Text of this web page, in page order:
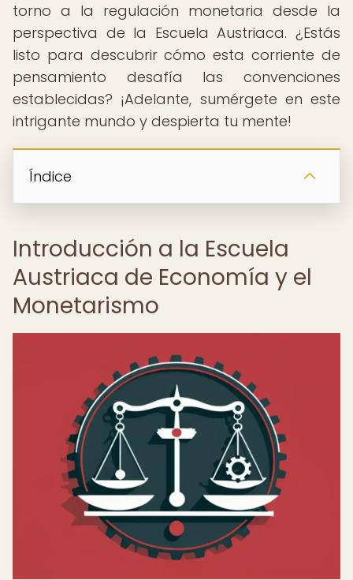
torno a la regulación monetaria desde la
perspectiva de la Escuela Austriaca. ¿Estás
listo para descubrir cómo esta corriente de
pensamiento desafía las convenciones
establecidas? ¡Adelante, sumérgete en este
intrigante mundo y despierta tu mente!
Índice
Introducción a la Escuela
Austriaca de Economía y el
Monetarismo